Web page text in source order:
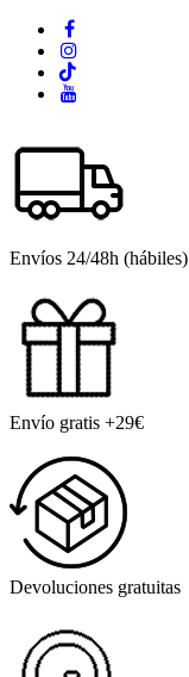
Envíos 24/48h (hábiles)
Envío gratis +29€
Devoluciones gratuitas